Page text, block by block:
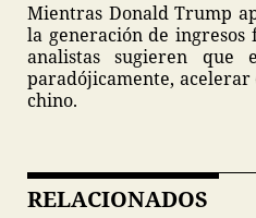
Mientras Donald Trump
la generación de ingresos
analistas sugieren que
paradójicamente,
chino.
RELACIONADOS